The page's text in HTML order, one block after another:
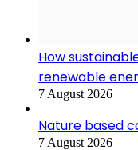
How
renewable
7 August 2026
Nature based
7 August 2026